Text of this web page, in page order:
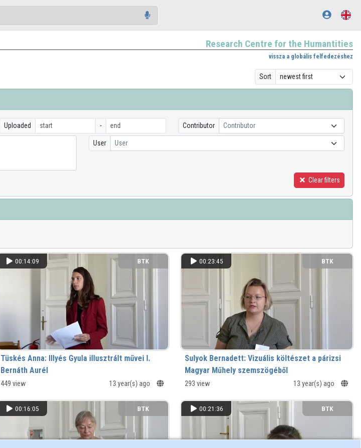
Research Centre for the Humantities
vissza a globális felfedezéshez
Sort
Uploaded - Contributor Contributor
User User
Clear filters
00:14:09 BTK
Tüskés Anna: Illyés Gyula illusztrált művei I.
Bernáth Aurél
449 view 13 year(s) ago
00:23:45 BTK
Sulyok Bernadett: Vizuális költészet a párizsi
Magyar Műhely szemszögéből
293 view 13 year(s) ago
00:16:05 BTK 00:21:36 BTK